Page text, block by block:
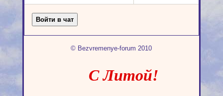
© Bezvremenye-forum 2010
С Литой!